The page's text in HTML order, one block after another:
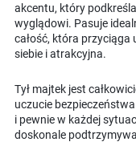
akcentu, który
wyglądowi. Pasuje
całość, która przyciąga
siebie i atrakcyjna.
Tył majtek jest
uczucie
i pewnie w każdej
doskonale